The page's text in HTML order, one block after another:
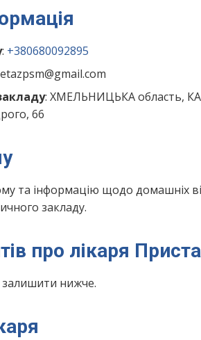
: +380680092895
: ХМЕЛЬНИЦЬКА область,
66
та інформацію щодо домашніх
закладу.
про лікаря
залишити нижче.